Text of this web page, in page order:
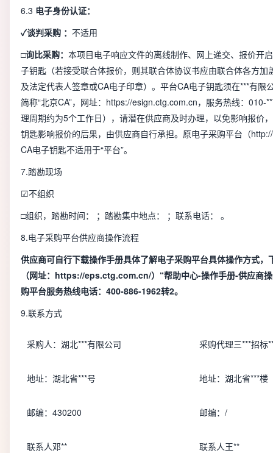
6.3 电子身份认证：
✓谈判采购 ： 不适用
□询比采购： 本项目电子响应文件的离线制作、网上递交、报价开
子钥匙（若接受联合体报价，则其联合体协议书应由联合体各方加
及法定代表人签章或CA电子印章）。平台CA电子钥匙须在***有限
简称“北京CA”，网址：https://esign.ctg.com.cn，服务热线：010-
理周期约为5个工作日），请潜在供应商及时办理，以免影响报价
钥匙影响报价的后果，由供应商自行承担。原电子采购平台（
CA电子钥匙不适用于“平台”。
7.踏勘现场
☑不组织
□组织，踏勘时间：
；踏勘集中地点： ；联系电话： 。
8.电子采购平台供应商操作流程
供应商可自行下载操作手册具体了解电子采购平台具体操作方式，
（网址：https://eps.ctg.com.cn/）“帮助中心-操作手册-供应商
购平台服务热线电话：400-886-1962转2。
9.联系方式
采购人：湖北***有限公司 采购代理三***招标
地址：湖北省***号 地址：湖北省***楼
邮编：430200 邮编：/
联系人邓** 联系人王**